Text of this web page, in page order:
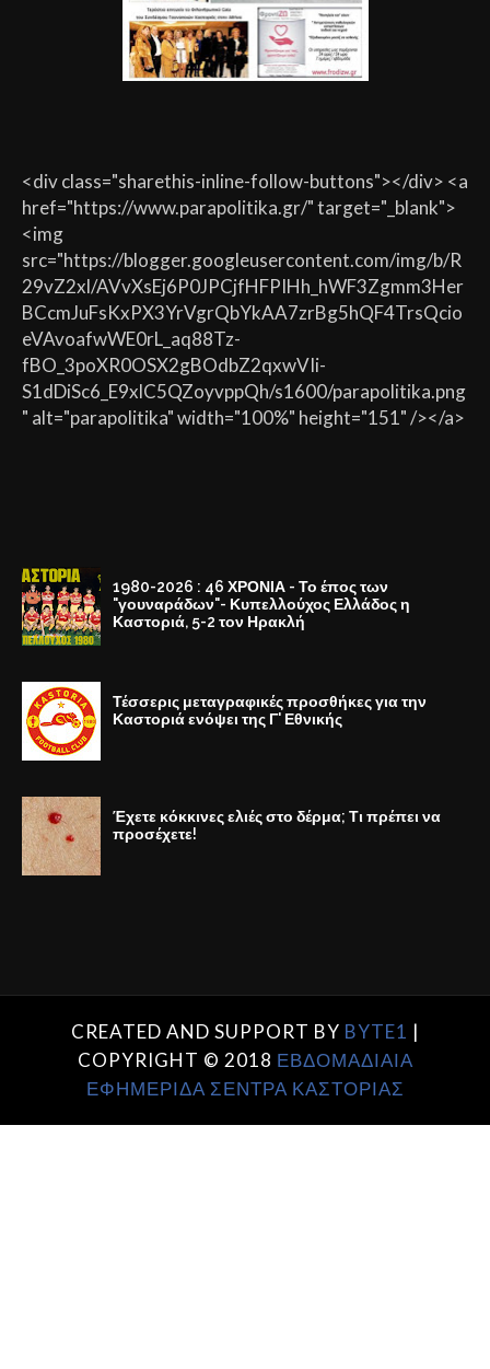
<div class="sharethis-inline-follow-buttons"></div> <a
href="https://www.parapolitika.gr/" target="_blank">
<img
src="https://blogger.googleusercontent.com/img/b/R
29vZ2xl/AVvXsEj6P0JPCjfHFPIHh_hWF3Zgmm3Her
BCcmJuFsKxPX3YrVgrQbYkAA7zrBg5hQF4TrsQcio
eVAvoafwWE0rL_aq88Tz-
fBO_3poXR0OSX2gBOdbZ2qxwVIi-
S1dDiSc6_E9xlC5QZoyvppQh/s1600/parapolitika.png
" alt="parapolitika" width="100%" height="151" /></a>
1980-2026 : 46 ΧΡΟΝΙΑ - Το έπος των
"γουναράδων"- Κυπελλούχος Ελλάδος η
Καστοριά, 5-2 τον Ηρακλή
Τέσσερις μεταγραφικές προσθήκες για την
Καστοριά ενόψει της Γ' Εθνικής
Έχετε κόκκινες ελιές στο δέρμα; Τι πρέπει να
προσέχετε!
CREATED AND SUPPORT BY BYTE1 |
COPYRIGHT © 2018 ΕΒΔΟΜΑΔΙΑΙΑ
ΕΦΗΜΕΡΙΔΑ ΣΕΝΤΡΑ ΚΑΣΤΟΡΙΑΣ